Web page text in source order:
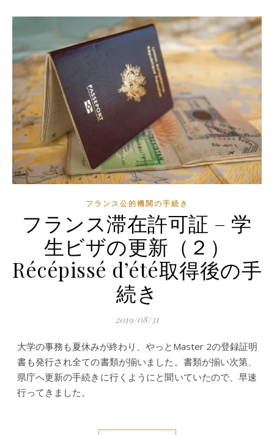
フランス公的機関の手続き
フランス滞在許可証 – 学
生ビザの更新（２）
Récépissé d’été取得後の手
続き
2019/08/31
大学の事務も夏休みが終わり、やっとMaster 2の登録証明
書も発行され全ての書類が揃いました。書類が揃い次第、
県庁へ更新の手続きに行くようにと聞いていたので、早速
行ってきました。